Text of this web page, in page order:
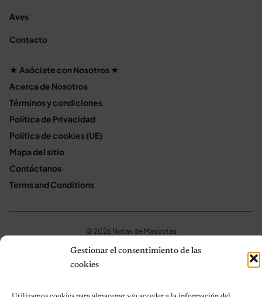
Gestionar el consentimiento de las
cookies
Aves
Contacto
★ Asóciate con Nosotros ★
Acerca de Nosotros
Términos y condiciones
Política de Privacidad
Política de cookies (UE)
Mapa del sitio
Contáctanos
Terms and Conditions
© 2026 Notas de Mascotas